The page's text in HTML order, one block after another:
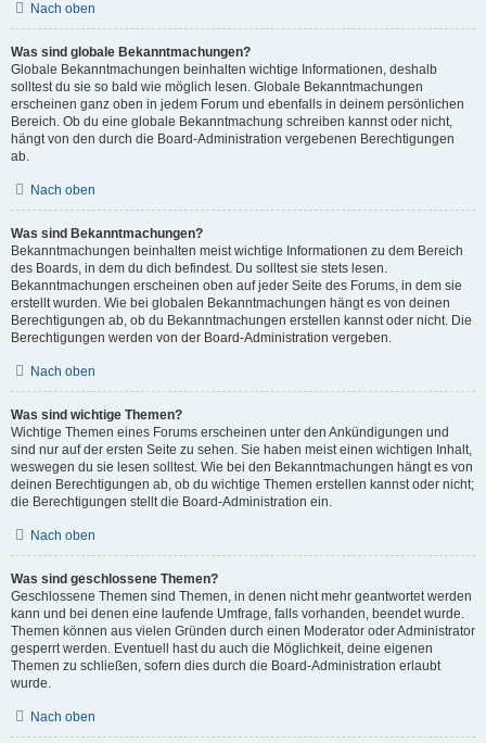
Nach oben
Was sind globale Bekanntmachungen?
Globale Bekanntmachungen beinhalten wichtige Informationen, deshalb
solltest du sie so bald wie möglich lesen. Globale Bekanntmachungen
erscheinen ganz oben in jedem Forum und ebenfalls in deinem persönlichen
Bereich. Ob du eine globale Bekanntmachung schreiben kannst oder nicht,
hängt von den durch die Board-Administration vergebenen Berechtigungen
ab.
Nach oben
Was sind Bekanntmachungen?
Bekanntmachungen beinhalten meist wichtige Informationen zu dem Bereich
des Boards, in dem du dich befindest. Du solltest sie stets lesen.
Bekanntmachungen erscheinen oben auf jeder Seite des Forums, in dem sie
erstellt wurden. Wie bei globalen Bekanntmachungen hängt es von deinen
Berechtigungen ab, ob du Bekanntmachungen erstellen kannst oder nicht. Die
Berechtigungen werden von der Board-Administration vergeben.
Nach oben
Was sind wichtige Themen?
Wichtige Themen eines Forums erscheinen unter den Ankündigungen und
sind nur auf der ersten Seite zu sehen. Sie haben meist einen wichtigen Inhalt,
weswegen du sie lesen solltest. Wie bei den Bekanntmachungen hängt es von
deinen Berechtigungen ab, ob du wichtige Themen erstellen kannst oder nicht;
die Berechtigungen stellt die Board-Administration ein.
Nach oben
Was sind geschlossene Themen?
Geschlossene Themen sind Themen, in denen nicht mehr geantwortet werden
kann und bei denen eine laufende Umfrage, falls vorhanden, beendet wurde.
Themen können aus vielen Gründen durch einen Moderator oder Administrator
gesperrt werden. Eventuell hast du auch die Möglichkeit, deine eigenen
Themen zu schließen, sofern dies durch die Board-Administration erlaubt
wurde.
Nach oben